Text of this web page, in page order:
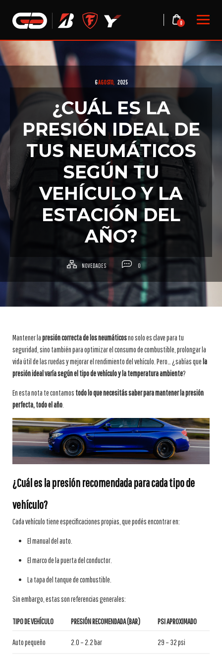
content
0
6AGOSTO, 2025
¿CUÁL ES LA
PRESIÓN IDEAL DE
TUS NEUMÁTICOS
SEGÚN TU
VEHÍCULO Y LA
ESTACIÓN DEL
AÑO?
NOVEDADES 0
Mantener lapresión correcta de los neumáticosno solo es clave para tu
seguridad, sino también para optimizar el consumo de combustible, prolongar la
vida útil de las ruedas y mejorar el rendimiento del vehículo. Pero… ¿sabías que la
presión ideal varía según el tipo de vehículo y la temperatura ambiente?
En esta nota te contamos todo lo que necesitás saber para mantener la presión
perfecta, todo el año
¿Cuál es la presión recomendada para cada tipo de
vehículo?
Cada vehículo tiene especificaciones propias, que podés encontrar en:
El manual del auto.
El marco de la puerta del conductor.
La tapa del tanque de combustible.
Sin embargo, estas son referencias generales:
TIPO DE VEHÍCULO PRESIÓN RECOMENDADA (BAR) PSI APROXIMADO
Auto pequeño 2.0 – 2.2 bar 29 – 32 psi